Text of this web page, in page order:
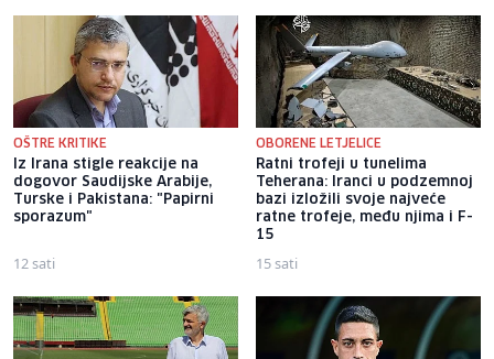
OŠTRE KRITIKE
Iz Irana stigle reakcije na
dogovor Saudijske Arabije,
Turske i Pakistana: "Papirni
sporazum"
12 sati
OBORENE LETJELICE
Ratni trofeji u tunelima
Teherana: Iranci u podzemnoj
bazi izložili svoje najveće
ratne trofeje, među njima i F-
15
15 sati